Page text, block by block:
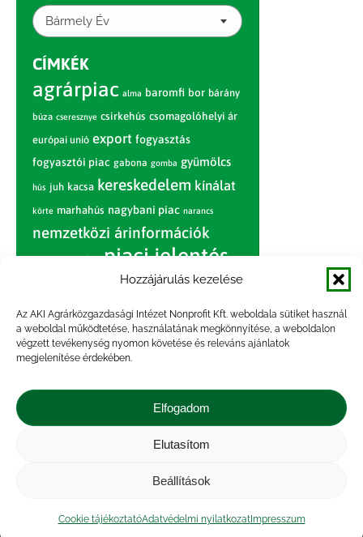
Hozzájárulás kezelése
Az AKI Agrárközgazdasági Intézet Nonprofit Kft. weboldala sütiket használ
a weboldal működtetése, használatának megkönnyítése, a weboldalon
végzett tevékenység nyomon követése és releváns ajánlatok
megjelenítése érdekében.
Elfogadom
Elutasítom
Beállítások
Cookie tájékoztatóAdatvédelmi nyilatkozatImpresszum
Bármely Év
CÍMKÉK
agrárpiac alma baromfi bor bárány
búza cseresznye csirkehús csomagolóhelyi ár
európai unió export fogyasztás
fogyasztói piac gabona gomba gyümölcs
hús juh kacsa kereskedelem kínálat
körte marhahús nagybani piac narancs
nemzetközi árinformációk
piac piaci jelentés
sertés sertéshús
szarvasmarha termelés termelői
ár tojás világpiac
vágóbárány
vágómarha vágósertés
Kapcsolat |
tájékoztató